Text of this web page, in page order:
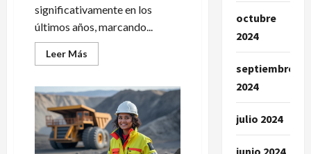
significativamente en los
últimos años, marcando...
Leer Más
más
Según
María
Fernanda
Monteforte,
las
mujeres
aportan
octubre
2024
septiembre
2024
julio 2024
junio 2024